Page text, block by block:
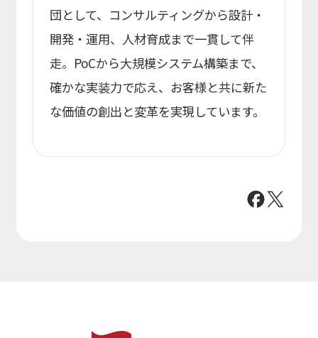
団として、コンサルティングから設計・
開発・運用、人材育成まで一貫して伴
走。PoCから大規模システム構築まで、
確かな実装力で応え、お客様と共に新た
な価値の創出と変革を実現しています。